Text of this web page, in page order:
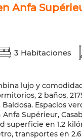
Anfa
3 Habitaciones
lujo y
2 baños,
Espacios
Supérieur,
superficie en 1.2
transportes en